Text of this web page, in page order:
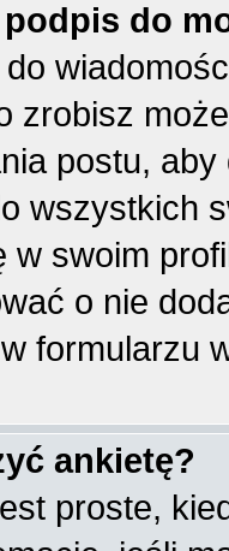
do
zrobisz
postu,
wszystkich
w swoim
o nie
formularzu
ankietę?
proste,